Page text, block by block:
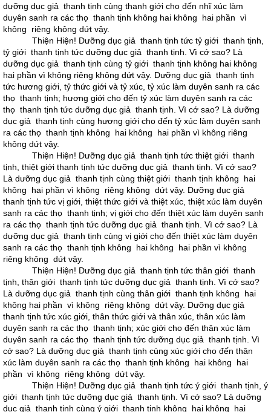
dưỡng dục giả thanh tịnh cùng thanh giới cho đến nhĩ xúc làm
duyên sanh ra các thọ thanh tịnh không hai không hai phần vì
không riêng không dứt vậy.
Thiện Hiện! Dưỡng dục giả thanh tịnh tức tỷ giới thanh tịnh,
tỷ giới thanh tịnh tức dưỡng dục giả thanh tịnh. Vì cớ sao? Là
dưỡng dục giả thanh tịnh cùng tỷ giới thanh tịnh không hai không
hai phần vì không riêng không dứt vậy. Dưỡng dục giả thanh tịnh
tức hương giới, tỷ thức giới và tỷ xúc, tỷ xúc làm duyên sanh ra các
thọ thanh tịnh; hương giới cho đến tỷ xúc làm duyên sanh ra các
thọ thanh tịnh tức dưỡng dục giả thanh tịnh. Vì cớ sao? Là dưỡng
dục giả thanh tịnh cùng hương giới cho đến tỷ xúc làm duyên sanh
ra các thọ thanh tịnh không hai không hai phần vì không riêng
không dứt vậy.
Thiện Hiện! Dưỡng dục giả thanh tịnh tức thiệt giới thanh
tịnh, thiệt giới thanh tịnh tức dưỡng dục giả thanh tịnh. Vì cớ sao?
Là dưỡng dục giả thanh tịnh cùng thiệt giới thanh tịnh không hai
không hai phần vì không riêng không dứt vậy. Dưỡng dục giả
thanh tịnh tức vị giới, thiệt thức giới và thiệt xúc, thiệt xúc làm duyên
sanh ra các thọ thanh tịnh; vị giới cho đến thiệt xúc làm duyên sanh
ra các thọ thanh tịnh tức dưỡng dục giả thanh tịnh. Vì cớ sao? Là
dưỡng dục giả thanh tịnh cùng vị giới cho đến thiệt xúc làm duyên
sanh ra các thọ thanh tịnh không hai không hai phần vì không
riêng không dứt vậy.
Thiện Hiện! Dưỡng dục giả thanh tịnh tức thân giới thanh
tịnh, thân giới thanh tịnh tức dưỡng dục giả thanh tịnh. Vì cớ sao?
Là dưỡng dục giả thanh tịnh cùng thân giới thanh tịnh không hai
không hai phần vì không riêng không dứt vậy. Dưỡng dục giả
thanh tịnh tức xúc giới, thân thức giới và thân xúc, thân xúc làm
duyên sanh ra các thọ thanh tịnh; xúc giới cho đến thân xúc làm
duyên sanh ra các thọ thanh tịnh tức dưỡng dục giả thanh tịnh. Vì
cớ sao? Là dưỡng dục giả thanh tịnh cùng xúc giới cho đến thân
xúc làm duyên sanh ra các thọ thanh tịnh không hai không hai
phần vì không riêng không dứt vậy.
Thiện Hiện! Dưỡng dục giả thanh tịnh tức ý giới thanh tịnh, ý
giới thanh tịnh tức dưỡng dục giả thanh tịnh. Vì cớ sao? Là dưỡng
dục giả thanh tịnh cùng ý giới thanh tịnh không hai không hai